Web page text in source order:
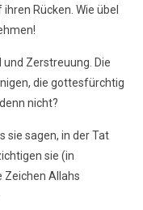
Rücken. Wie übel
und Zerstreuung. Die
die gottesfürchtig
nicht?
sie sagen, in der Tat
sie (in
Zeichen Allahs